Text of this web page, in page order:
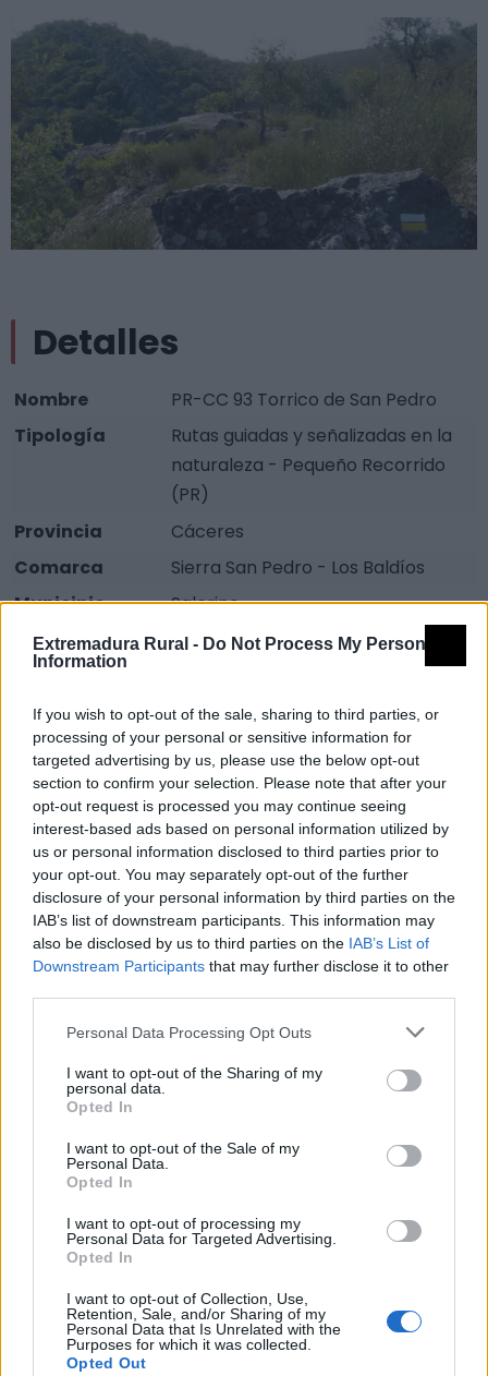
Extremadura Rural - Do Not Process My Personal
Information
If you wish to opt-out of the sale, sharing to third parties, or
processing of your personal or sensitive information for
targeted advertising by us, please use the below opt-out
section to confirm your selection. Please note that after your
opt-out request is processed you may continue seeing
interest-based ads based on personal information utilized by
us or personal information disclosed to third parties prior to
your opt-out. You may separately opt-out of the further
disclosure of your personal information by third parties on the
IAB’s list of downstream participants. This information may
also be disclosed by us to third parties on the IAB’s List of
Downstream Participants that may further disclose it to other
Personal Data Processing Opt Outs
I want to opt-out of the Sharing of my
personal data.
Opted In
I want to opt-out of the Sale of my
Personal Data.
Opted In
I want to opt-out of processing my
Personal Data for Targeted Advertising.
Opted In
I want to opt-out of Collection, Use,
Retention, Sale, and/or Sharing of my
Personal Data that Is Unrelated with the
Purposes for which it was collected.
Opted Out
Detalles
Nombre
PR-CC 93 Torrico de San Pedro
Tipología
Rutas guiadas y señalizadas en la
naturaleza - Pequeño Recorrido
(PR)
Provincia
Cáceres
Comarca
Sierra San Pedro - Los Baldíos
Municipio
Salorino
Web
Visitar
Montaña y Escalada
Descripción
Esta ruta que parte de Salorino nos llevará hasta el
Torrico de San Pedro. El majestuoso Torrico de San
Pedro se alza hasta los 703 metros sobre el nivel del
mar. El paisaje es típico del ecosistema mediterráneo
donde predominan los bosques y dehesas de encinas
y alcornoques, regados por riveras que desembocan
en el Río Salor y por el Río Albuñuel.
El camino es prácticamente llano excepto la subida y
realización de esta ruta en días claros, para poder
contemplar las maravillosas vistas que nos ofrece la
maravilla Sierrra de San Pedro.
Observaciones
Tipo de recorrido: Lineal - Circular; longitud: 15.6 km.;
Archivos adjuntos